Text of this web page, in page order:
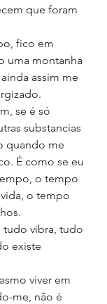
que foram
fico em
uma montanha
assim me
se é só
substancias
quando me
É como se eu
o tempo
o tempo
vibra, tudo
existe
viver em
me, não é